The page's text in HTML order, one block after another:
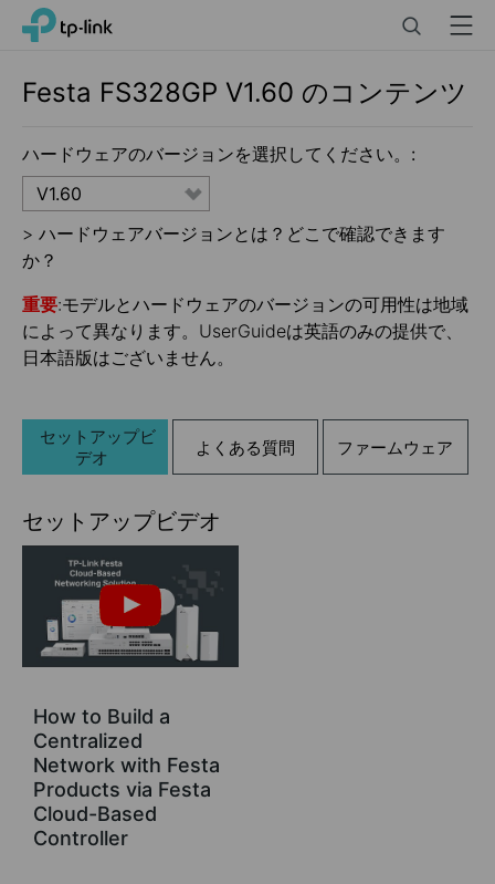
Click
navigation
TP-Link, Reliably Smart Menu
Festa FS328GP V1.60 のコンテンツ
ハードウェアのバージョンを選択してください。:
V1.60
> ハードウェアバージョンとは？どこで確認できます
か？
重要:モデルとハードウェアのバージョンの可用性は地域
によって異なります。UserGuideは英語のみの提供で、
日本語版はございません。
セットアップビ
デオ
よくある質問 ファームウェア
セットアップビデオ
How to Build a
Centralized
Network with Festa
Products via Festa
Cloud-Based
Controller